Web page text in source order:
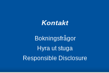
Kontakt
Bokningsfrågor
Hyra ut stuga
Responsible Disclosure